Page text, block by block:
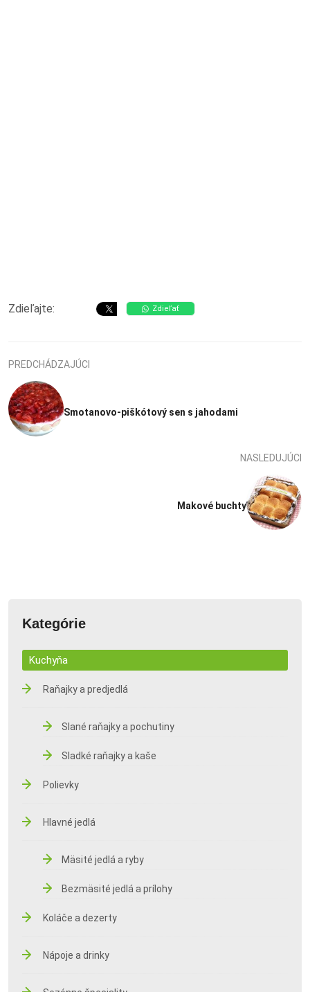
Zdieľajte: Zdieľať
PREDCHÁDZAJÚCI
Smotanovo-piškótový sen s jahodami
NASLEDUJÚCI
Makové buchty
Kategórie
Kuchyňa
Raňajky a predjedlá
Slané raňajky a pochutiny
Sladké raňajky a kaše
Polievky
Hlavné jedlá
Mäsité jedlá a ryby
Bezmäsité jedlá a prílohy
Koláče a dezerty
Nápoje a drinky